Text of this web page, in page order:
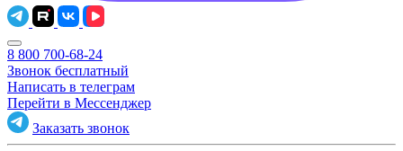
8 800 700-68-24
Звонок бесплатный
Написать в телеграм
Перейти в Мессенджер
Заказать звонок